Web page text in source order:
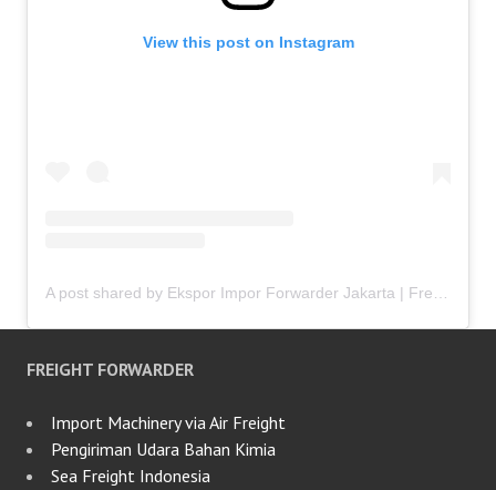
View this post on Instagram
FREIGHT FORWARDER
Import Machinery via Air Freight
Pengiriman Udara Bahan Kimia
Sea Freight Indonesia